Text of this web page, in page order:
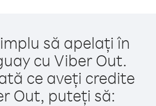
să apelați în
cu Viber Out.
ce aveți credite
Out, puteți să: